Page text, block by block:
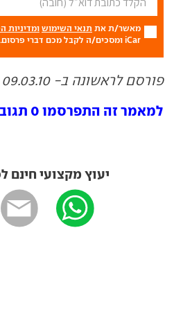
מאשר/ת את תנאי השימוש ומדיניות
iCar ומסכים/ה לקבל מכם דברי פרסום.
פורסם לראשונה ב- 09.03.10
למאמר זה התפרסמו 0 תגובות
יעוץ מקצועי חינם